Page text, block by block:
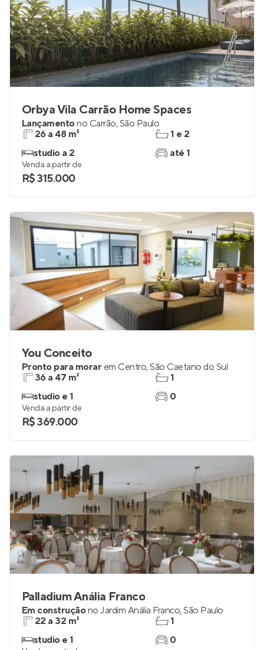
Orbya Vila Carrão Home Spaces
Lançamentono Carrão,São Paulo
26 a 48 m²
studio a 2
1 e 2
até 1
Venda a partir de
R$ 315.000
You Conceito
Pronto para morar em Centro,São Caetano do Sul
36 a 47 m²
studio e 1
1
0
Venda a partir de
R$ 369.000
Palladium Anália Franco
Em construçãono Jardim Anália Franco,São Paulo
22 a 32 m²
studio e 1
1
0